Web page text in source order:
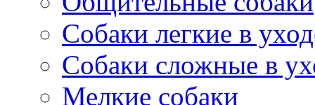
Собаки легкие в
Собаки сложные в
Мелкие собаки